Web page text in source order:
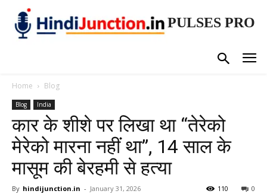
PULSES PRO
Home Blog
Blog India
कार के शीशे पर लिखा था “तेरेको
मेरेको मारना नहीं था”, 14 साल के
मासूम की बेरहमी से हत्या
By hindijunction.in - January 31, 2026 0
110